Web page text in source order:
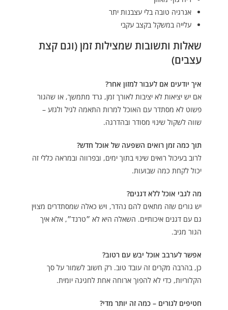
אנרגיה טובה בלי עצבנות יתר
עלייה במשקל בקצב עקבי
שאלות ותשובות שמצילות זמן (וגם קצת
עצבים)
איך יודעים אם לעבור למזון אחר?
אם יש יציאות לא יציבות לאורך זמן, גרד מתמשך, או שהגור
פשוט לא מסתדר עם האוכל למרות התאמה לגיל ולגזע –
שווה לשקול שינוי מסודר ובהדרגה.
תוך כמה זמן רואים השפעה של אוכל חדש?
לרוב בעיכול רואים שינוי בתוך ימים, ובפרווה ובמראה כללי זה
יכול לקחת כמה שבועות.
מה לגבי אוכל ללא דגנים?
יש גורים שזה מתאים להם נהדר, ויש כאלה שמסתדרים מצוין
גם עם דגנים איכותיים. השאלה היא לא ״טרנד״, אלא איך
הגור מגיב.
אפשר לערבב אוכל יבש עם רטוב?
כן, בהרבה מקרים זה עובד טוב. רק חשוב לשמור על סך
הקלוריות, כדי לא להפוך ארוחה אחת לחגיגה יומית.
חטיפים לגורים – כמה זה יותר מדי?